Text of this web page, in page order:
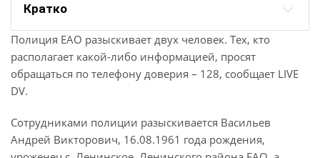
Кратко
Полиция ЕАО разыскивает двух человек. Тех, кто
располагает какой-либо информацией, просят
обращаться по телефону доверия – 128, сообщает LIVE
DV.
Сотрудниками полиции разыскивается Васильев
Андрей Викторович, 16.08.1961 года рождения,